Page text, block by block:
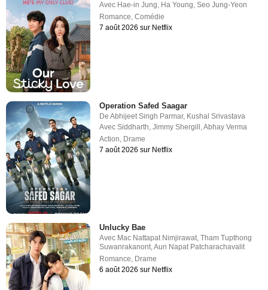
Avec Hae-in Jung, Ha Young,Seo Jung-Yeon
Romance,Comédie
7 août 2026 sur Netflix
Operation Safed Saagar
DeAbhijeet Singh Parmar, Kushal Srivastava
AvecSiddharth ,Jimmy Shergill ,Abhay Verma
Action Drame
7 août 2026 sur Netflix
Unlucky Bae
Avec Mac Nattapat Nimjirawat,Tham Tupthong
Suwanrakanont,Aun Napat Patcharachavalit
Romance, Drame
6 août 2026 sur Netflix